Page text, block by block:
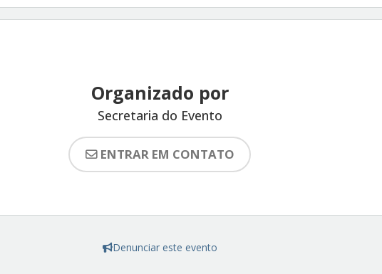
Organizado por
Secretaria do Evento
ENTRAR EM CONTATO
Denunciar este evento